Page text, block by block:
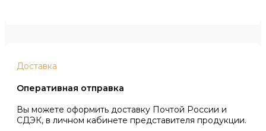
Доставка
Оперативная отправка
Вы можете оформить доставку Почтой России и
СДЭК, в личном кабинете представителя продукции.